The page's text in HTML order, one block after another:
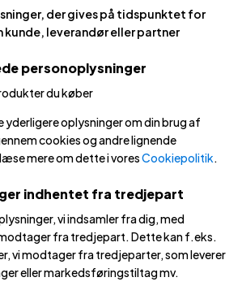
der gives på tidspunktet for
leverandør eller partner
personoplysninger
du køber
yderligere oplysninger om din brug af
cookies og andre lignende
mere om dette i voresCookiepolitik.
indhentet fra tredjepart
vi indsamler fra dig, med
fra tredjepart. Dette kan f.eks.
vi modtager fra tredjeparter, som leverer
eller markedsføringstiltag mv.